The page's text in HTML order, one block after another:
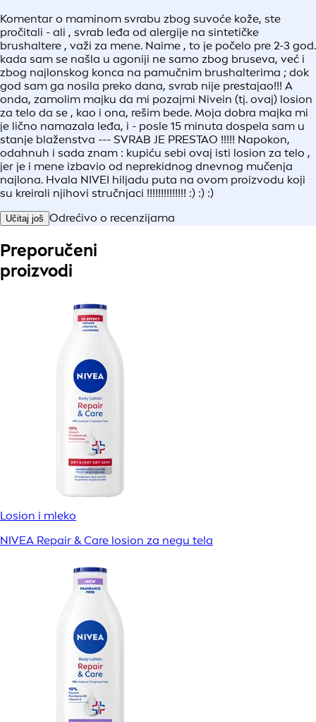
Komentar o maminom svrabu zbog suvoće kože, ste
pročitali - ali , svrab leđa od alergije na sintetičke
brushaltere , važi za mene. Naime , to je počelo pre 2-3 god.
kada sam se našla u agoniji ne samo zbog bruseva, već i
zbog najlonskog konca na pamučnim brushalterima ; dok
god sam ga nosila preko dana, svrab nije prestajao!!! A
onda, zamolim majku da mi pozajmi Nivein (tj. ovaj) losion
za telo da se , kao i ona, rešim bede. Moja dobra majka mi
je lično namazala leđa, i - posle 15 minuta dospela sam u
stanje blaženstva --- SVRAB JE PRESTAO !!!!! Napokon,
odahnuh i sada znam : kupiću sebi ovaj isti losion za telo ,
jer je i mene izbavio od neprekidnog dnevnog mučenja
najlona. Hvala NIVEI hiljadu puta na ovom proizvodu koji
su kreirali njihovi stručnjaci !!!!!!!!!!!!!! :) :) :)
Učitaj još Odrećivo o recenzijama
Preporučeni
proizvodi
Losion i mleko
NIVEA Repair & Care losion za negu tela